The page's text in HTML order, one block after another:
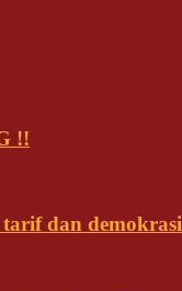
!!
dan demokrasi